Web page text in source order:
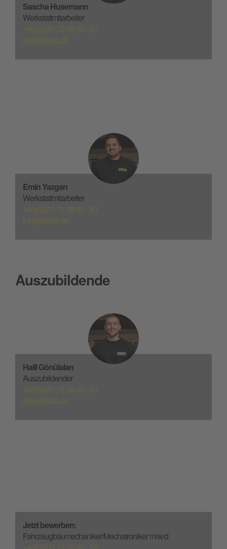
Sascha Husemann
Werkstattmitarbeiter
+49(0)231 72 08 40 - 50
info@htsdo.de
Emin Yazgan
Werkstattmitarbeiter
+49(0)231 72 08 40 - 50
info@htsdo.de
Auszubildende
Halil Gönülalan
Auszubildender
+49(0)231 72 08 40 - 50
info@htsdo.de
Jetzt bewerben:
Fahrzeugbaumechaniker/Mechatroniker m/w/d